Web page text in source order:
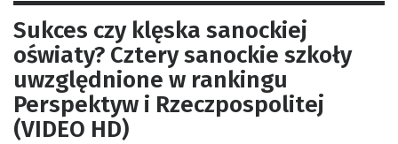
Sukces czy klęska sanockiej
oświaty? Cztery sanockie szkoły
uwzględnione w rankingu
Perspektyw i Rzeczpospolitej
(VIDEO HD)